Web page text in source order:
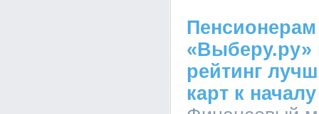
«Выберу.ру»
рейтинг
карт к